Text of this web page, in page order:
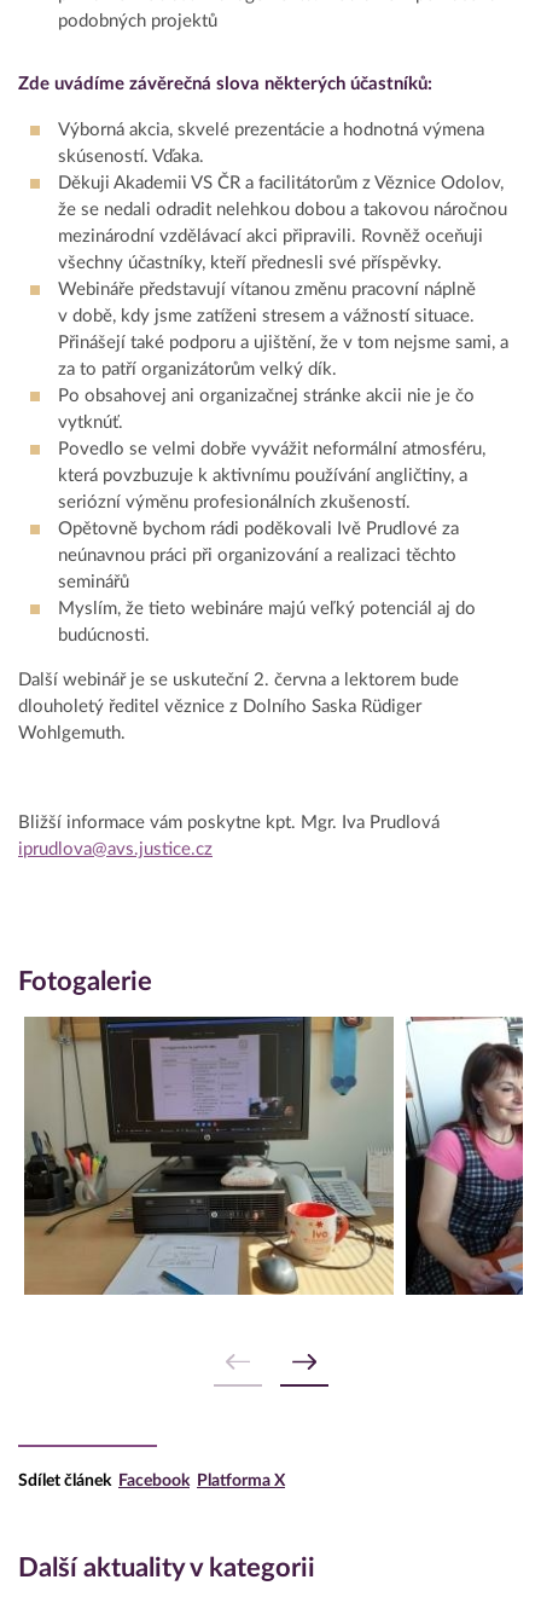
podobných projektů
Zde uvádíme závěrečná slova některých účastníků:
Výborná akcia, skvelé prezentácie a hodnotná výmena
skúseností. Vďaka.
Děkuji Akademii VS ČR a facilitátorům z Věznice Odolov,
že se nedali odradit nelehkou dobou a takovou náročnou
mezinárodní vzdělávací akci připravili. Rovněž oceňuji
všechny účastníky, kteří přednesli své příspěvky.
Webináře představují vítanou změnu pracovní náplně
v době, kdy jsme zatíženi stresem a vážností situace.
Přinášejí také podporu a ujištění, že v tom nejsme sami, a
za to patří organizátorům velký dík.
Po obsahovej ani organizačnej stránke akcii nie je čo
vytknúť.
Povedlo se velmi dobře vyvážit neformální atmosféru,
která povzbuzuje k aktivnímu používání angličtiny, a
seriózní výměnu profesionálních zkušeností.
Opětovně bychom rádi poděkovali Ivě Prudlové za
neúnavnou práci při organizování a realizaci těchto
seminářů
Myslím, že tieto webináre majú veľký potenciál aj do
budúcnosti.
Další webinář je se uskuteční 2. června a lektorem bude
dlouholetý ředitel věznice z Dolního Saska Rüdiger
Wohlgemuth.
Bližší informace vám poskytne kpt. Mgr. Iva Prudlová
iprudlova@avs.justice.cz
Fotogalerie
Sdílet článek Facebook Platforma X
Další aktuality v kategorii